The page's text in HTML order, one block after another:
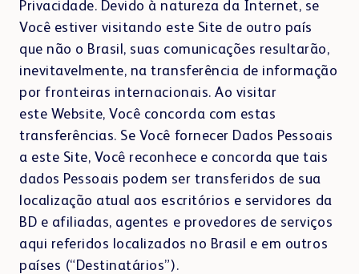
Privacidade. Devido à natureza da Internet, se
Você estiver visitando este Site de outro país
que não o Brasil, suas comunicações resultarão,
inevitavelmente, na transferência de informação
por fronteiras internacionais. Ao visitar
este Website, Você concorda com estas
transferências. Se Você fornecer Dados Pessoais
a este Site, Você reconhece e concorda que tais
dados Pessoais podem ser transferidos de sua
localização atual aos escritórios e servidores da
BD e afiliadas, agentes e provedores de serviços
aqui referidos localizados no Brasil e em outros
países (“Destinatários”).